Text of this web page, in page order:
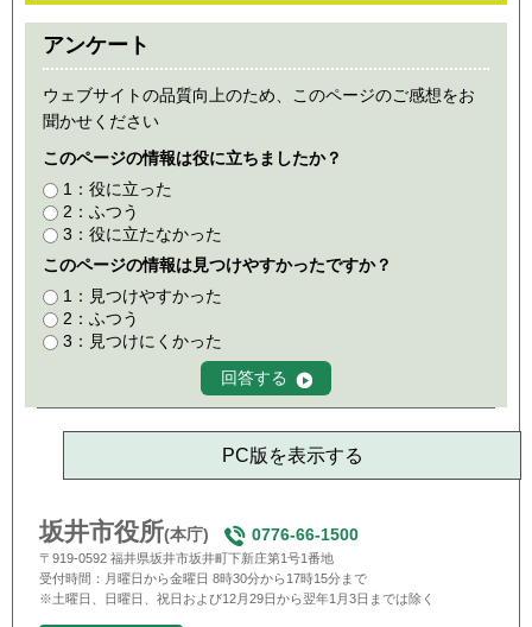
アンケート
ウェブサイトの品質向上のため、このページのご感想をお
聞かせください
このページの情報は役に立ちましたか？
1：役に立った
2：ふつう
3：役に立たなかった
このページの情報は見つけやすかったですか？
1：見つけやすかった
2：ふつう
3：見つけにくかった
PC版を表示する
坂井市役所(本庁) 0776-66-1500
〒919-0592 福井県坂井市坂井町下新庄第1号1番地
受付時間：月曜日から金曜日 8時30分から17時15分まで
※土曜日、日曜日、祝日および12月29日から翌年1月3日までは除く